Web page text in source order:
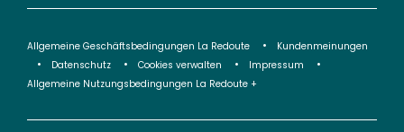
Allgemeine Geschäftsbedingungen La Redoute
Kundenmeinungen
Datenschutz
Cookies verwalten
Impressum
Allgemeine Nutzungsbedingungen La Redoute +